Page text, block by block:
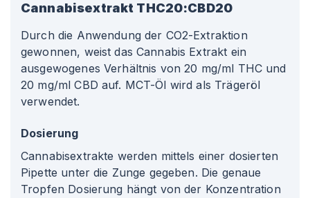
Cannabisextrakt THC20:CBD20
Durch die Anwendung der CO2-Extraktion
gewonnen, weist das Cannabis Extrakt ein
ausgewogenes Verhältnis von 20 mg/ml THC und
20 mg/ml CBD auf. MCT-Öl wird als Trägeröl
verwendet.
Dosierung
Cannabisextrakte werden mittels einer dosierten
Pipette unter die Zunge gegeben. Die genaue
Tropfen Dosierung hängt von der Konzentration